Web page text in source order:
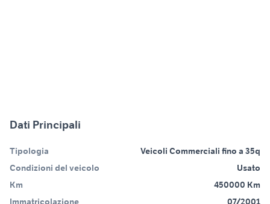
Dati Principali
Tipologia
Veicoli Commerciali fino a 35q
Condizioni del veicolo
Usato
Km
450000 Km
Immatricolazione
07/2001